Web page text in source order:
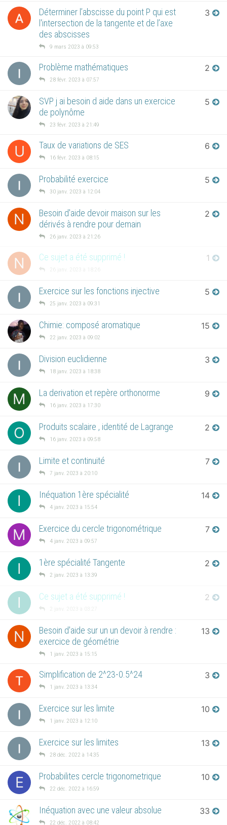
Déterminer l’abscisse du point P qui est
l'intersection de la tangente et de l’axe
des abscisses
9 mars 2023 à 09:53
3
Problème mathématiques
28 févr. 2023 à 07:57
2
SVP j ai besoin d aide dans un exercice
de polynôme
23 févr. 2023 à 21:49
5
U Taux de variations de SES
16 févr. 2023 à 08:15
6
Probabilité exercice
30 janv. 2023 à 12:04
5
N
Besoin d'aide devoir maison sur les
dérivés à rendre pour demain
26 janv. 2023 à 21:26
2
N Ce sujet a été supprimé !
26 janv. 2023 à 18:26
1
Exercice sur les fonctions injective
25 janv. 2023 à 09:31
5
Chimie: composé aromatique
22 janv. 2023 à 09:02
15
Division euclidienne
18 janv. 2023 à 18:38
3
M La derivation et repère orthonorme
16 janv. 2023 à 17:30
9
O Produits scalaire , identité de Lagrange
16 janv. 2023 à 09:58
2
Limite et continuité
7 janv. 2023 à 20:10
7
I Inéquation 1ère spécialité
4 janv. 2023 à 15:54
14
M Exercice du cercle trigonométrique
4 janv. 2023 à 09:57
7
I 1ère spécialité Tangente
2 janv. 2023 à 13:39
2
I Ce sujet a été supprimé !
2 janv. 2023 à 03:27
2
N
Besoin d'aide sur un un devoir à rendre :
exercice de géométrie
1 janv. 2023 à 15:15
13
Simplification de 2^23⋅0.5^24
1 janv. 2023 à 13:34
3
Exercice sur les limite
1 janv. 2023 à 12:10
10
Exercice sur les limites
28 déc. 2022 à 14:35
13
E Probabilites cercle trigonometrique
22 déc. 2022 à 16:59
10
Inéquation avec une valeur absolue
22 déc. 2022 à 08:42
33